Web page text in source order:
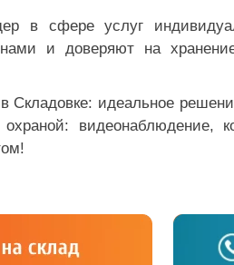
в сфере услуг
и доверяют на
идеальное
видеонаблюдение,